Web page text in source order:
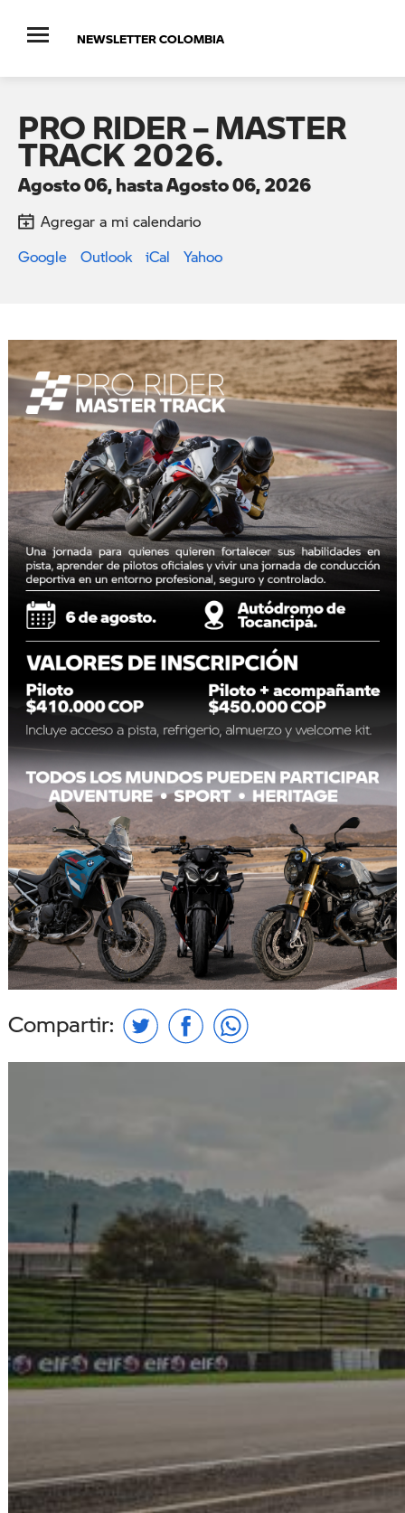
NEWSLETTER COLOMBIA
PRO RIDER – MASTER
TRACK 2026.
Agosto 06, hasta Agosto 06, 2026
Agregar a mi calendario
Google
Outlook iCal Yahoo
Compartir: